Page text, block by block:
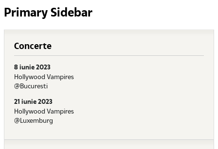
Primary Sidebar
Concerte
8 iunie 2023
Hollywood Vampires
@Bucuresti
21 iunie 2023
Hollywood Vampires
@Luxemburg